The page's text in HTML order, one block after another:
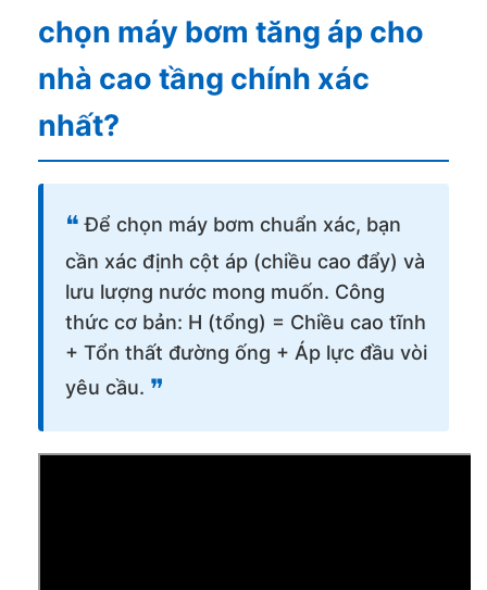
chọn máy bơm tăng áp cho
nhà cao tầng chính xác
nhất?
❝ Để chọn máy bơm chuẩn xác, bạn
cần xác định cột áp (chiều cao đẩy) và
lưu lượng nước mong muốn. Công
thức cơ bản: H (tổng) = Chiều cao tĩnh
+ Tổn thất đường ống + Áp lực đầu vòi
yêu cầu. ❞